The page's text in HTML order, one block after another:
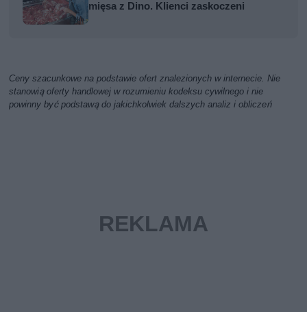
mięsa z Dino. Klienci zaskoczeni
Ceny szacunkowe na podstawie ofert znalezionych w internecie. Nie
stanowią oferty handlowej w rozumieniu kodeksu cywilnego i nie
powinny być podstawą do jakichkolwiek dalszych analiz i obliczeń